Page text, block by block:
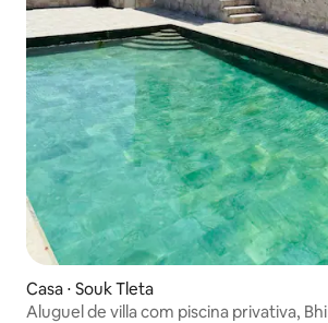
Casa ⋅ Souk Tleta
Aluguel de villa com piscina privativa,